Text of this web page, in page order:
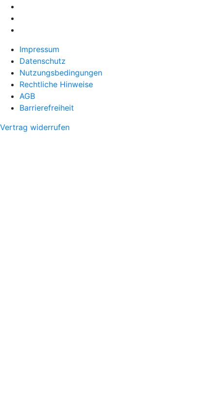
Impressum
Datenschutz
Nutzungsbedingungen
Rechtliche Hinweise
AGB
Barrierefreiheit
Vertrag widerrufen